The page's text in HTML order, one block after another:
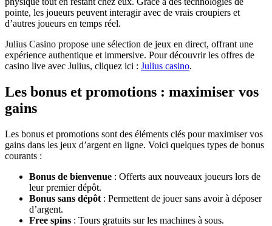
pointe, les joueurs peuvent interagir avec de vrais croupiers et
d’autres joueurs en temps réel.
Julius Casino propose une sélection de jeux en direct, offrant une
expérience authentique et immersive. Pour découvrir les offres de
casino live avec Julius, cliquez ici : Julius casino.
Les bonus et promotions : maximiser vos
gains
Les bonus et promotions sont des éléments clés pour maximiser vos
gains dans les jeux d’argent en ligne. Voici quelques types de bonus
courants :
Bonus de bienvenue : Offerts aux nouveaux joueurs lors de
leur premier dépôt.
Bonus sans dépôt : Permettent de jouer sans avoir à déposer
d’argent.
Free spins : Tours gratuits sur les machines à sous.